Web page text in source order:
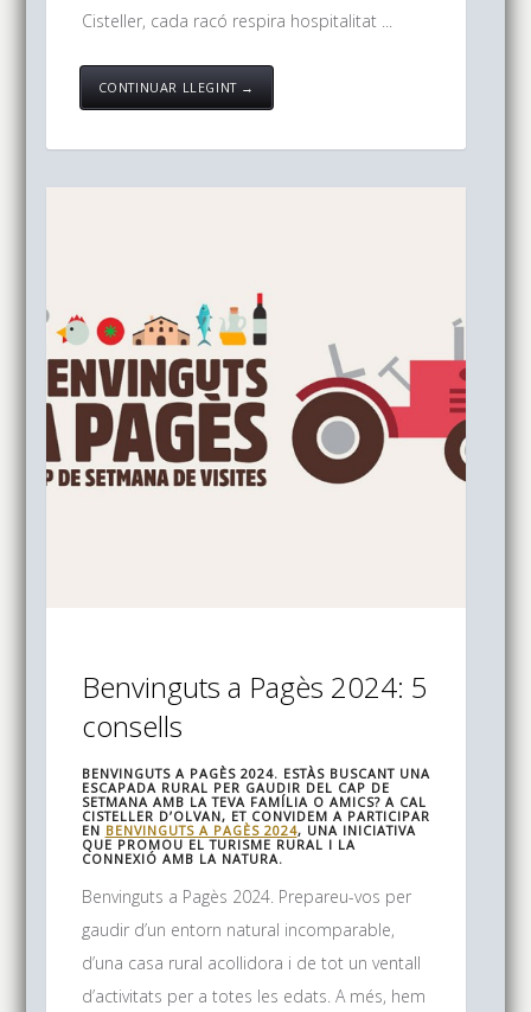
Cisteller, cada racó respira hospitalitat ...
CONTINUAR LLEGINT →
Benvinguts a Pagès 2024: 5
consells
BENVINGUTS A PAGÈS 2024. ESTÀS BUSCANT UNA
ESCAPADA RURAL PER GAUDIR DEL CAP DE
SETMANA AMB LA TEVA FAMÍLIA O AMICS? A CAL
CISTELLER D’OLVAN, ET CONVIDEM A PARTICIPAR
EN BENVINGUTS A PAGÈS 2024, UNA INICIATIVA
QUE PROMOU EL TURISME RURAL I LA
CONNEXIÓ AMB LA NATURA.
Benvinguts a Pagès 2024. Prepareu-vos per
gaudir d’un entorn natural incomparable,
d’una casa rural acollidora i de tot un ventall
d’activitats per a totes les edats. A més, hem